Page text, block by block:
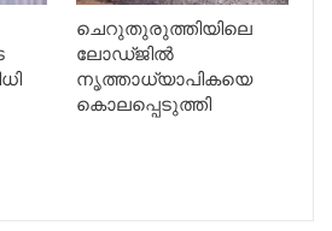
ചെറുതുരുത്തിയിലെ
ലോഡ്ജിൽ
നൃത്താധ്യാപികയെ
കൊലപ്പെടുത്തി